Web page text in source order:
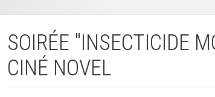
SOIRÉE "INSECTICIDE
CINÉ NOVEL